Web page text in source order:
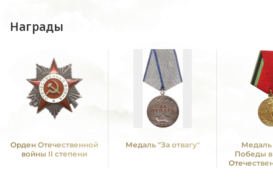
Награды
Орден Отечественной
войны II степени
Медаль "За отвагу"
Медаль
Победы